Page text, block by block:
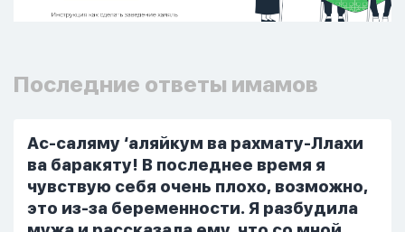
Последние ответы имамов
Ас-саляму ‘аляйкум ва рахмату-Ллахи
ва баракяту! В последнее время я
чувствую себя очень плохо, возможно,
это из-за беременности. Я разбудила